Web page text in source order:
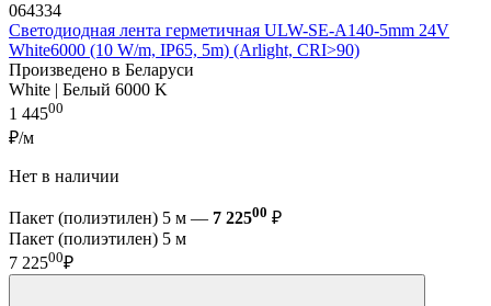
064334
Светодиодная лента герметичная ULW-SE-A140-5mm 24V
White6000 (10 W/m, IP65, 5m) (Arlight, CRI>90)
Произведено в Беларуси
White | Белый 6000 K
1 44500
₽/м
Нет в наличии
Пакет (полиэтилен) 5 м — 7 22500 ₽
Пакет (полиэтилен) 5 м
7 22500₽